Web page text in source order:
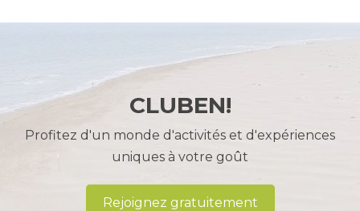
CLUBEN!
Profitez d'un monde d'activités et d'expériences
uniques à votre goût
Rejoignez gratuitement